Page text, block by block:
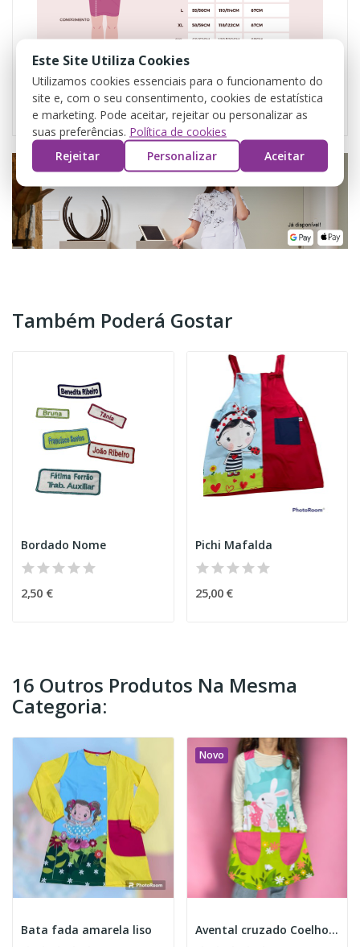
Também Poderá Gostar
Bordado Nome
2,50 €
Pichi Mafalda
25,00 €
16 Outros Produtos Na Mesma
Categoria:
Bata fada amarela liso
Novo
Avental cruzado Coelho páscoa
Este Site Utiliza Cookies
Utilizamos cookies essenciais para o funcionamento do
site e, com o seu consentimento, cookies de estatística
e marketing. Pode aceitar, rejeitar ou personalizar as
suas preferências. Política de cookies
Rejeitar
Personalizar Aceitar